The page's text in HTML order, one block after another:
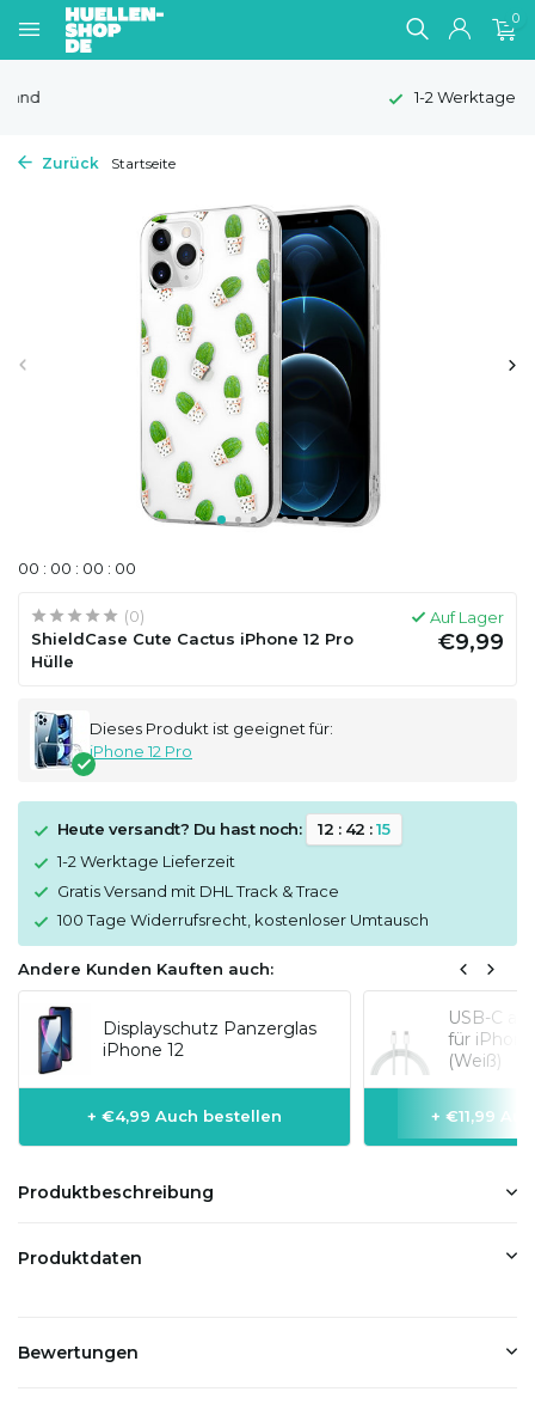
0
Zurück Startseite
00 : 00 : 00 : 00
(0)
ShieldCase Cute Cactus iPhone 12 Pro
Hülle
Auf Lager
€9,99
Dieses Produkt ist geeignet für:
iPhone 12 Pro
Heute versandt? Du hast noch: 12 : 42 :15
1-2 Werktage Lieferzeit
Gratis Versand mit DHL Track & Trace
100 Tage Widerrufsrecht, kostenloser Umtausch
Andere Kunden Kauften auch:
Displayschutz Panzerglas
iPhone 12
+ €4,99 Auch bestellen
USB-C
für
(Weiß)
+ €11,99
Produktbeschreibung
Produktdaten
Bewertungen